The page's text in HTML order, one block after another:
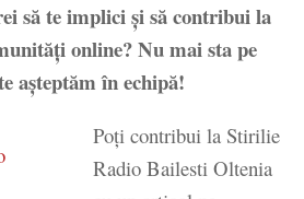
să te implici şi să contribui la
online? Nu mai sta pe
aşteptăm în echipă!
Poţi contribui la Stirilie
Radio Bailesti Oltenia